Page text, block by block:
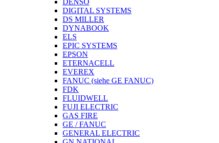
DIGITAL SYSTEMS
DS MILLER
DYNABOOK
ELS
EPIC SYSTEMS
EPSON
ETERNACELL
EVEREX
FANUC (siehe GE FANUC)
FDK
FLUIDWELL
FUJI ELECTRIC
GAS FIRE
GE / FANUC
GENERAL ELECTRIC